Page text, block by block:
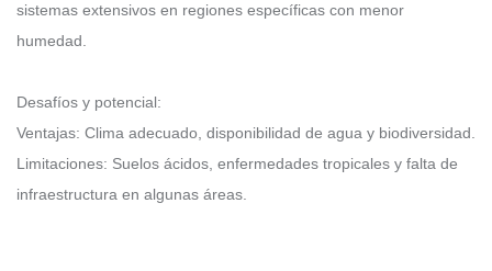
sistemas extensivos en regiones específicas con menor
humedad.
Desafíos y potencial:
Ventajas: Clima adecuado, disponibilidad de agua y biodiversidad.
Limitaciones: Suelos ácidos, enfermedades tropicales y falta de
infraestructura en algunas áreas.